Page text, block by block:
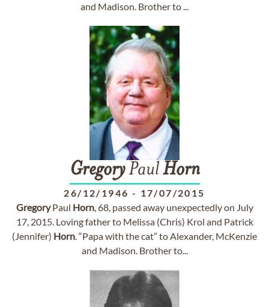
and Madison. Brother to ...
GregoryPaulHorn
26/12/1946 - 17/07/2015
GregoryPaul Horn, 68, passed away unexpectedly on July
17, 2015. Loving father to Melissa (Chris) Krol and Patrick
(Jennifer) Horn. “Papa with the cat” to Alexander, McKenzie
and Madison. Brother to...